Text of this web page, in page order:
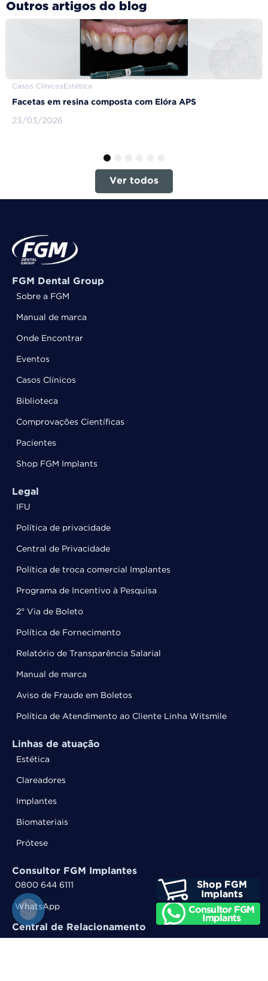
Outros artigos do blog
Casos Clínicos Estética
Facetas em resina composta com Elóra APS
23/03/2026
4
Ver todos
FGM Dental Group
Sobre a FGM
Manual de marca
Onde Encontrar
Eventos
Casos Clínicos
Biblioteca
Comprovações Científicas
Pacientes
Shop FGM Implants
Legal
IFU
Política de privacidade
Central de Privacidade
Política de troca comercial Implantes
Programa de Incentivo à Pesquisa
2° Via de Boleto
Política de Fornecimento
Relatório de Transparência Salarial
Manual de marca
Aviso de Fraude em Boletos
Política de Atendimento ao Cliente Linha Witsmile
Linhas de atuação
Estética
Clareadores
Implantes
Biomateriais
Prótese
Consultor FGM Implantes
0800 644 6111
WhatsApp
Central de Relacionamento